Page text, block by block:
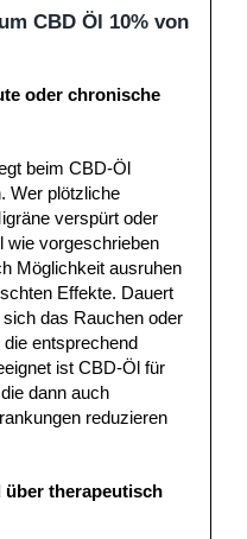
CBD Öl 10% von
oder chronische
beim CBD-Öl
Wer plötzliche
verspürt oder
wie vorgeschrieben
Möglichkeit ausruhen
Effekte. Dauert
das Rauchen oder
entsprechend
ist CBD-Öl für
dann auch
reduzieren
über therapeutisch